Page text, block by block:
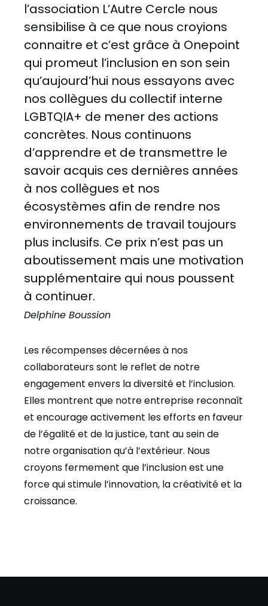
l’association L’Autre Cercle nous
sensibilise à ce que nous croyions
connaitre et c’est grâce à Onepoint
qui promeut l’inclusion en son sein
qu’aujourd’hui nous essayons avec
nos collègues du collectif interne
LGBTQIA+ de mener des actions
concrètes. Nous continuons
d’apprendre et de transmettre le
savoir acquis ces dernières années
à nos collègues et nos
écosystèmes afin de rendre nos
environnements de travail toujours
plus inclusifs. Ce prix n’est pas un
aboutissement mais une motivation
supplémentaire qui nous poussent
à continuer.
Delphine Boussion
Les récompenses décernées à nos
collaborateurs sont le reflet de notre
engagement envers la diversité et l’inclusion.
Elles montrent que notre entreprise reconnaît
et encourage activement les efforts en faveur
de l’égalité et de la justice, tant au sein de
notre organisation qu’à l’extérieur. Nous
croyons fermement que l’inclusion est une
force qui stimule l’innovation, la créativité et la
croissance.